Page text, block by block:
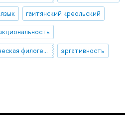
гаитянский креольский
лингвистическая филогенетика эргативность